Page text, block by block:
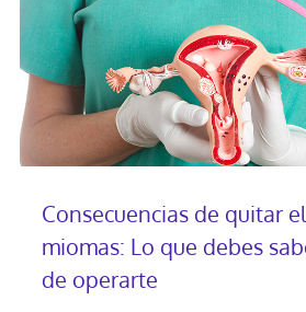
Consecuencias de quitar
miomas: Lo que debes
de operarte